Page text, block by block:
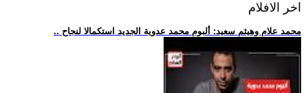
اخر الافلام
.. محمد علام وهيثم سعيد: ألبوم محمد عدوية الجديد استكمالا لنجاح